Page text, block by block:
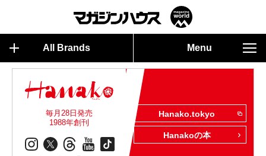
All Brands Menu
毎月28日発売
1988年創刊
Hanako.tokyo
Hanakoの本